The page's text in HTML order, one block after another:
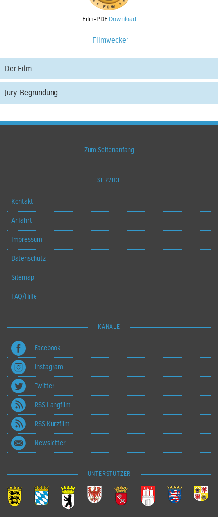
Film-PDF Download
Filmwecker
Der Film
Jury-Begründung
Zum Seitenanfang
SERVICE
Kontakt
Anfahrt
Impressum
Datenschutz
Sitemap
FAQ/Hilfe
KANÄLE
Facebook
Instagram
Twitter
RSS Langfilm
RSS Kurzfilm
Newsletter
UNTERSTÜTZER